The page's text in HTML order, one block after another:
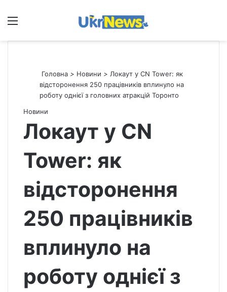
Меню
Головна > Новини > Локаут у CN Tower: як
відсторонення 250 працівників вплинуло на
роботу однієї з головних атракцій Торонто
Новини
Локаут у CN
Tower: як
відсторонення
250 працівників
вплинуло на
роботу однієї з